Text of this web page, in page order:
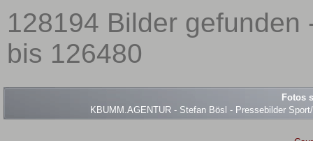
128194 Bilder gefunden
bis 126480
Fotos
KBUMM.AGENTUR - Stefan Bösl - Pressebilder